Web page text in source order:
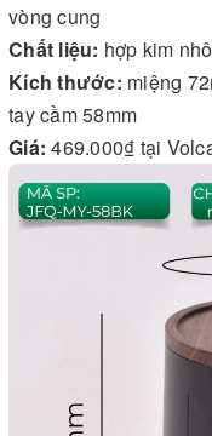
vòng cung
Chất liệu: hợp kim
Kích thước: miệng
tay cầm 58mm
Giá: 469.000₫ tại